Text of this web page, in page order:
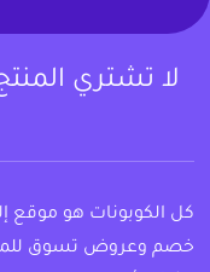
لا تشتري
كل الكوبونات هو موقع
خصم وعروض تسوق